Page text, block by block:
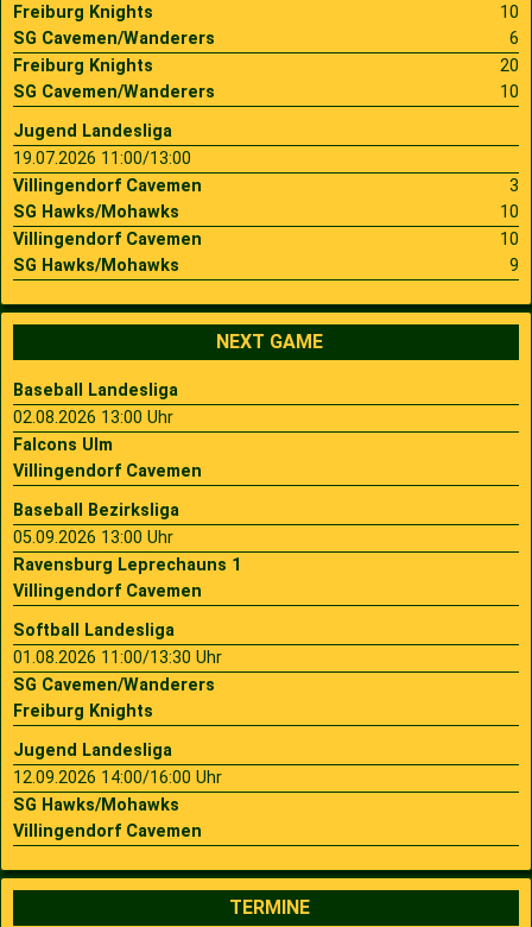
Freiburg Knights
10
SG Cavemen/Wanderers
6
Freiburg Knights
20
SG Cavemen/Wanderers
10
Jugend Landesliga
19.07.2026 11:00/13:00
Villingendorf Cavemen
3
SG Hawks/Mohawks
10
Villingendorf Cavemen
10
SG Hawks/Mohawks
9
NEXT GAME
Baseball Landesliga
02.08.2026 13:00 Uhr
Falcons Ulm
Villingendorf Cavemen
Baseball Bezirksliga
05.09.2026 13:00 Uhr
Ravensburg Leprechauns 1
Villingendorf Cavemen
Softball Landesliga
01.08.2026 11:00/13:30 Uhr
SG Cavemen/Wanderers
Freiburg Knights
Jugend Landesliga
12.09.2026 14:00/16:00 Uhr
SG Hawks/Mohawks
Villingendorf Cavemen
TERMINE